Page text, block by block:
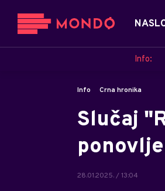
Info:
Info Crna hronika
Slučaj
28.01.2025. / 13:04